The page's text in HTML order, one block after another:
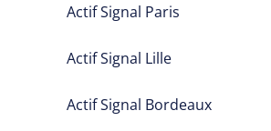
Actif Signal Paris
Actif Signal Lille
Actif Signal Bordeaux